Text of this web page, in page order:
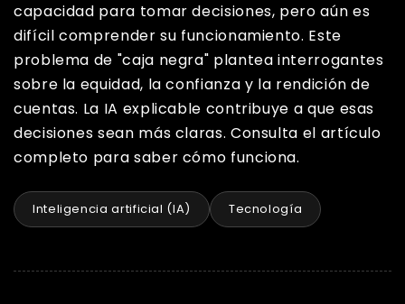
capacidad para tomar decisiones, pero aún es
difícil comprender su funcionamiento. Este
problema de "caja negra" plantea interrogantes
sobre la equidad, la confianza y la rendición de
cuentas. La IA explicable contribuye a que esas
decisiones sean más claras. Consulta el artículo
completo para saber cómo funciona.
Inteligencia artificial (IA) Tecnología